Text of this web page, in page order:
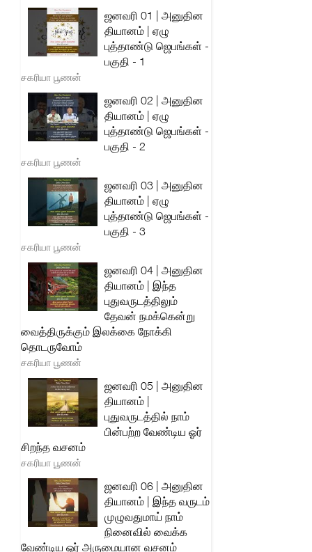
ஜனவரி 01 | அனுதின
தியானம் | ஏழு
புத்தாண்டு ஜெபங்கள் -
பகுதி - 1
சகரியா பூணன்
ஜனவரி 02 | அனுதின
தியானம் | ஏழு
புத்தாண்டு ஜெபங்கள் -
பகுதி - 2
சகரியா பூணன்
ஜனவரி 03 | அனுதின
தியானம் | ஏழு
புத்தாண்டு ஜெபங்கள் -
பகுதி - 3
சகரியா பூணன்
ஜனவரி 04 | அனுதின
தியானம் | இந்த
புதுவருடத்திலும்
தேவன் நமக்கென்று
வைத்திருக்கும் இலக்கை நோக்கி
தொடருவோம்
சகரியா பூணன்
ஜனவரி 05 | அனுதின
தியானம் |
புதுவருடத்தில் நாம்
பின்பற்ற வேண்டிய ஓர்
சிறந்த வசனம்
சகரியா பூணன்
ஜனவரி 06 | அனுதின
தியானம் | இந்த வருடம்
முழுவதுமாய் நாம்
நினைவில் வைக்க
வேண்டிய ஓர் அருமையான வசனம்